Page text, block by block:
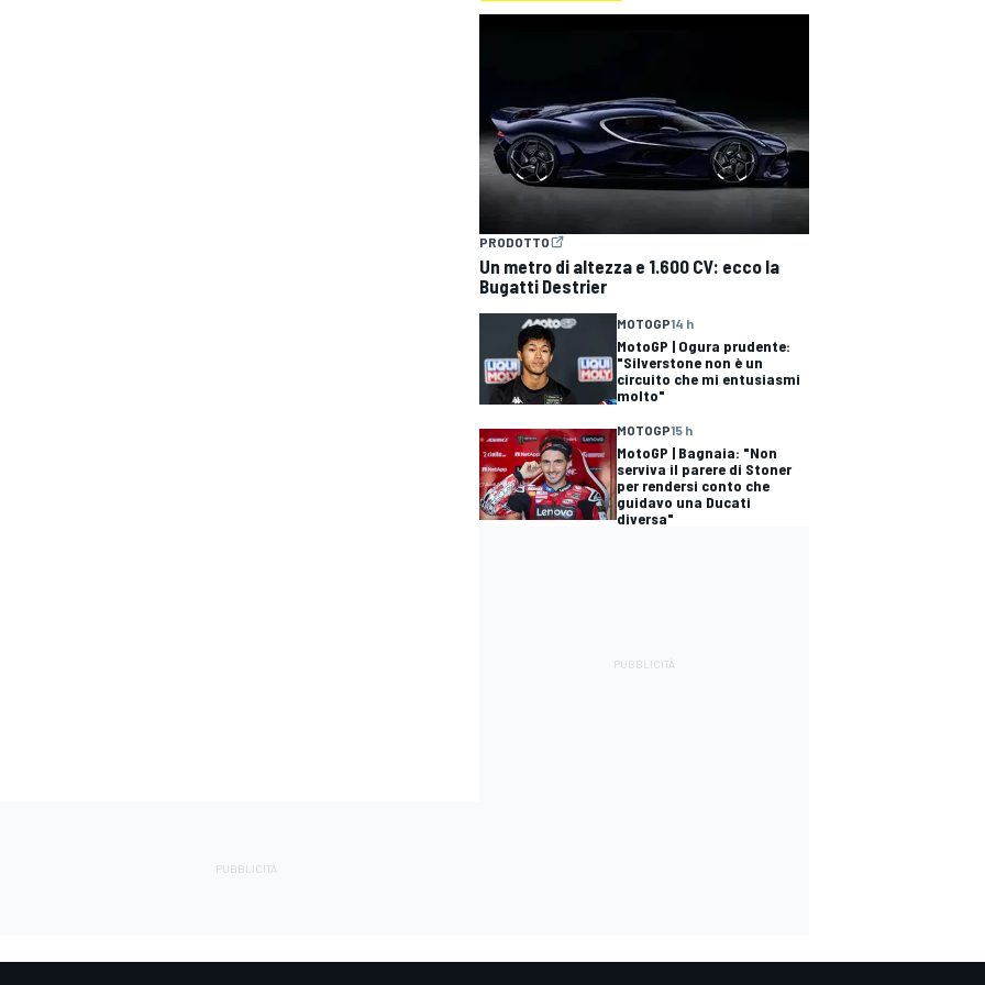
PRODOTTO
Un metro di altezza e 1.600 CV: ecco la
Bugatti Destrier
MOTOGP14 h
MotoGP | Ogura prudente:
"Silverstone non è un
circuito che mi entusiasmi
molto"
MOTOGP15 h
MotoGP | Bagnaia: "Non
serviva il parere di Stoner
per rendersi conto che
guidavo una Ducati
diversa"